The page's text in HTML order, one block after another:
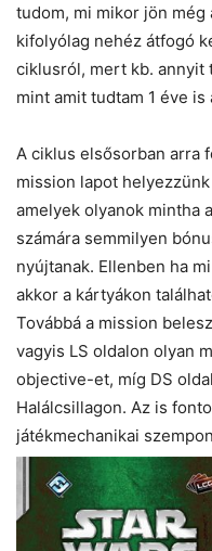
tudom, mi mikor jön még
kifolyólag nehéz átfogó
ciklusról, mert kb. annyit
mint amit tudtam 1 éve
A ciklus elsősorban arra
mission lapot
amelyek olyanok mintha
számára semmilyen
nyújtanak. Ellenben ha
akkor a kártyákon
Továbbá a mission
vagyis LS oldalon olyan
objective-et, míg DS
Halálcsillagon. Az is
játékmechanikai